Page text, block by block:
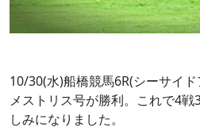
10/30(水)船橋競馬6R(シーサイ
メストリス号が勝利。これで4
しみになりました。